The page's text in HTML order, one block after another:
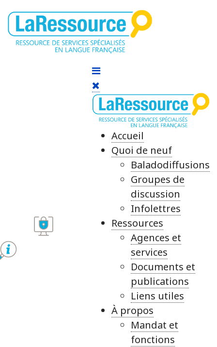
Accueil
Quoi de neuf
Baladodiffusions
Groupes de
discussion
Infolettres
Ressources
Agences et
services
Documents et
publications
Liens utiles
À propos
Mandat et
fonctions